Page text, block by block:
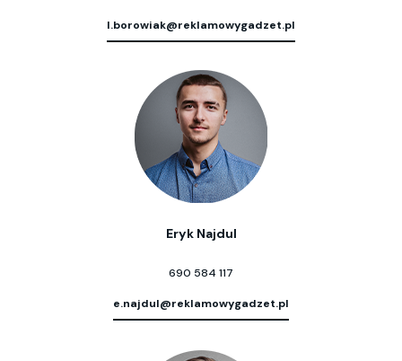
l.borowiak@reklamowygadzet.pl
Eryk Najdul
690 584 117
e.najdul@reklamowygadzet.pl